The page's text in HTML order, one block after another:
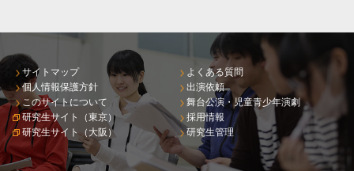
サイトマップ
個人情報保護方針
このサイトについて
研究生サイト（東京）
研究生サイト（大阪）
よくある質問
出演依頼
舞台公演・児童青少年演劇
採用情報
研究生管理